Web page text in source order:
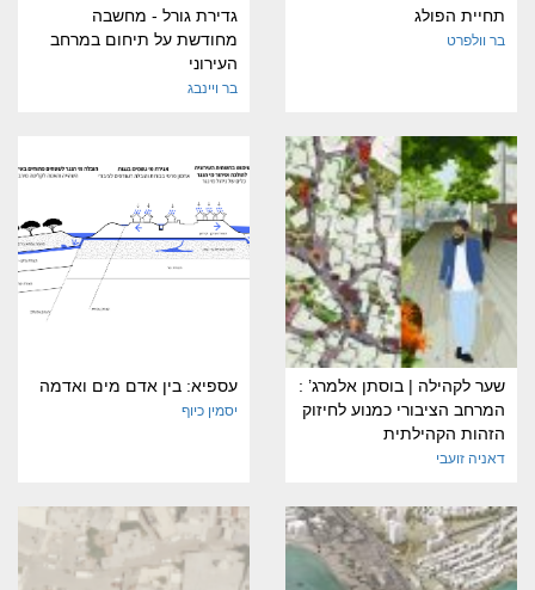
תחיית הפולג
בר וולפרט
גדירת גורל - מחשבה
מחודשת על תיחום במרחב
העירוני
בר ויינבג
שער לקהילה | בוסתן אלמרג’ :
המרחב הציבורי כמנוע לחיזוק
הזהות הקהילתית
דאניה זועבי
עספיא: בין אדם מים ואדמה
יסמין כיוף